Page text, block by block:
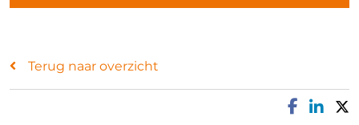
Terug naar overzicht